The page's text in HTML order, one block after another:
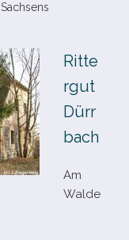
Sachsens
Ritte
rgut
Dürr
bach
Am
Walde